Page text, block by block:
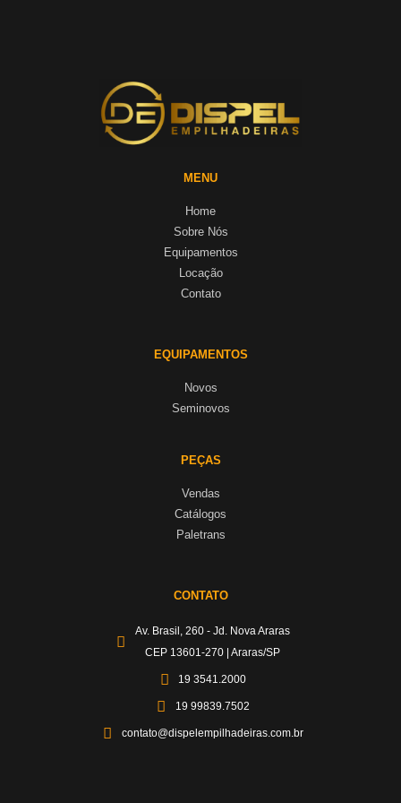
MENU
Home
Sobre Nós
Equipamentos
Locação
Contato
EQUIPAMENTOS
Novos
Seminovos
PEÇAS
Vendas
Catálogos
Paletrans
CONTATO
Av. Brasil, 260 - Jd. Nova Araras
CEP 13601-270 | Araras/SP
19 3541.2000
19 99839.7502
contato@dispelempilhadeiras.com.br